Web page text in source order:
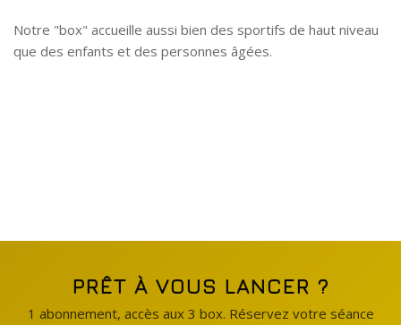
Notre "box" accueille aussi bien des sportifs de haut niveau
que des enfants et des personnes âgées.
PRÊT À VOUS LANCER ?
1 abonnement, accès aux 3 box. Réservez votre séance